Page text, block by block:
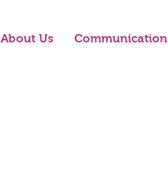
About Us Communication